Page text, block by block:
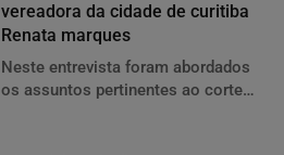
vereadora da cidade de curitiba
Renata marques
Neste entrevista foram abordados
os assuntos pertinentes ao corte